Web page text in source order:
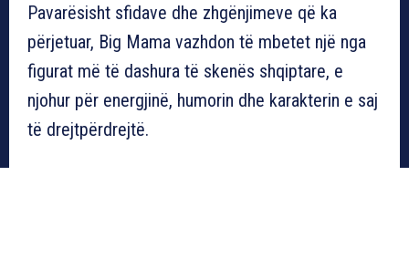
Pavarësisht sfidave dhe zhgënjimeve që ka
përjetuar, Big Mama vazhdon të mbetet një nga
figurat më të dashura të skenës shqiptare, e
njohur për energjinë, humorin dhe karakterin e saj
të drejtpërdrejtë.